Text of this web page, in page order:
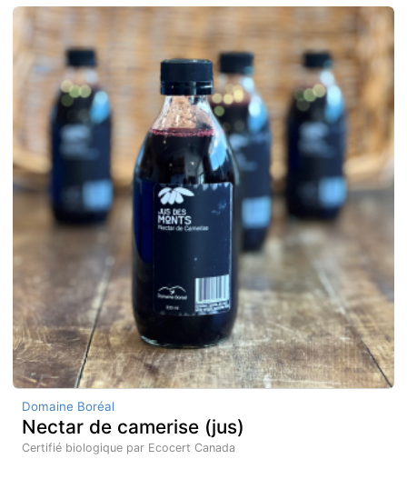
Domaine Boréal
Nectar de camerise (jus)
Certifié biologique par Ecocert Canada